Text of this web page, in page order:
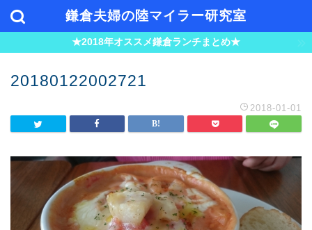
鎌倉夫婦の陸マイラー研究室
★2018年オススメ鎌倉ランチまとめ★
20180122002721
2018-01-01